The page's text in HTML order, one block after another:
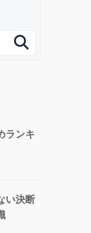

ランキ
い決断